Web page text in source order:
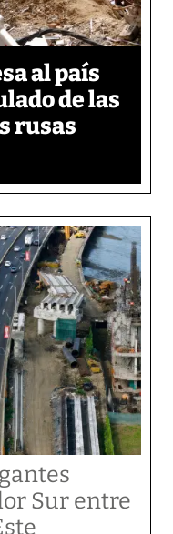
al país
de las
rusas
Sur entre